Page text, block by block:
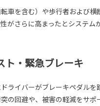
車を含む）や歩行者および
がさらに高まったとシステム
ト・緊急ブレーキ
ライバーがブレーキペダル
の回避や、被害の軽減をサポ